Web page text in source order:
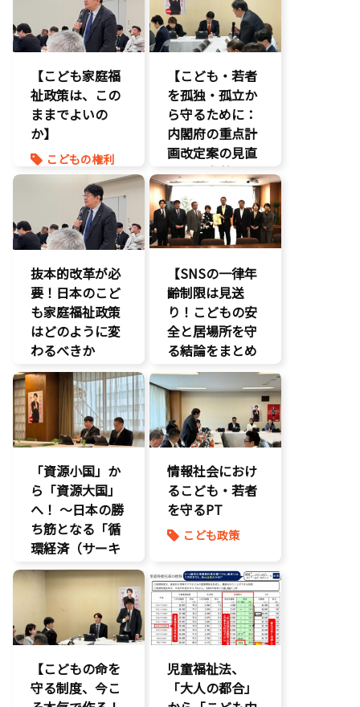
【こども家庭福
祉政策は、この
ままでよいの
か】
こどもの権利
こども政策
命を守る
養子縁組
【こども・若者
を孤独・孤立か
ら守るために：
内閣府の重点計
画改定案の見直
しを要求
】
いじめ対策
こどもの権利
こども政策
命を守る
子育て支援拡
充
孤独孤立対策
将来不安
抜本的改革が必
要！日本のこど
も家庭福祉政策
はどのように変
わるべきか
こどもの権利
こども政策
議員連盟
障がい児者支
援
養子縁組
【SNSの一律年
齢制限は見送
り！こどもの安
全と居場所を守
る結論をまとめ
ました】
こどもDX
こどもの権利
こども政策
「資源小国」か
ら「資源大国」
へ！ 〜日本の勝
ち筋となる「循
環経済（サーキ
ュラーエコノミ
ー）」とは？〜
情報社会におけ
るこども・若者
を守るPT
こども政策
【こどもの命を
守る制度、今こ
児童福祉法、
「大人の都合」